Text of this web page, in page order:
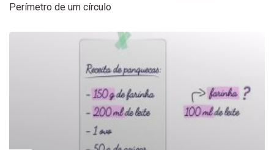
Perímetro de um círculo